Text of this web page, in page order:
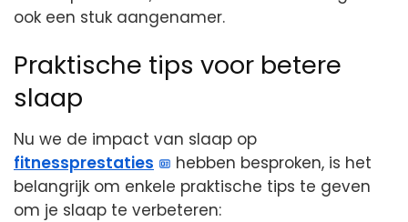
ook een stuk aangenamer.
Praktische tips voor betere
slaap
Nu we de impact van slaap op
fitnessprestaties
hebben besproken, is het
belangrijk om enkele praktische tips te geven
om je slaap te verbeteren: